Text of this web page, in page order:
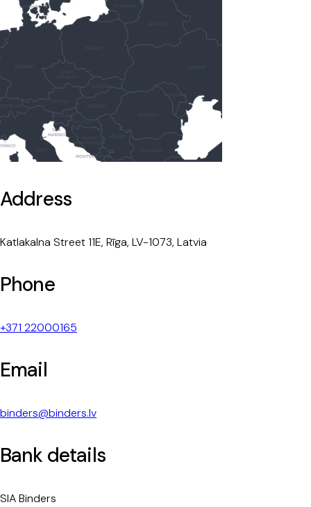
Address
Katlakalna Street 11E, Rīga, LV-1073, Latvia
Phone
+371 22000165
Email
binders@binders.lv
Bank details
SIA Binders